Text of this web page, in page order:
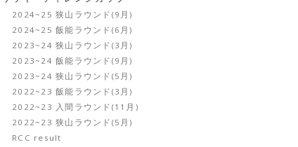
2024~25 狭山ラウンド(9月)
2024~25 飯能ラウンド(6月)
2023~24 狭山ラウンド(3月)
2023~24 飯能ラウンド(9月)
2023~24 狭山ラウンド(5月)
2022~23 飯能ラウンド(3月)
2022~23 入間ラウンド(11月)
2022~23 狭山ラウンド(5月)
RCC result